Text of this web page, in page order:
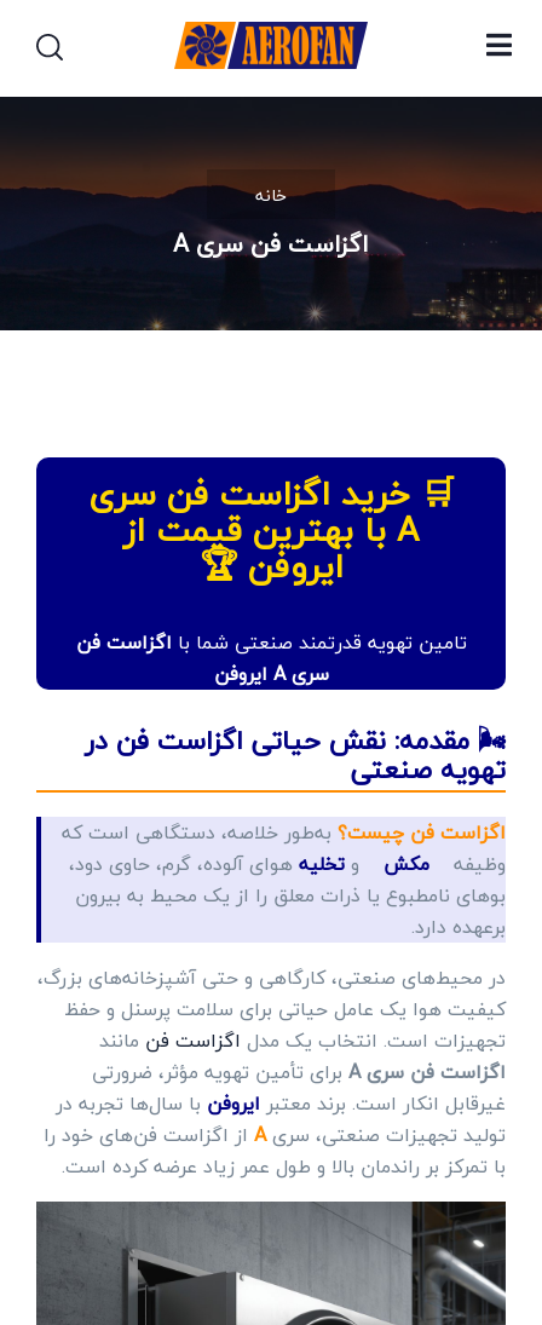
خانه
اگزاست فن سری A
🛒 خرید اگزاست فن سری
A با بهترین قیمت از
ایروفن 🏆
تامین تهویه قدرتمند صنعتی شما با اگزاست فن
سری A ایروفن
🌬️ مقدمه: نقش حیاتی اگزاست فن در
تهویه صنعتی
اگزاست فن چیست؟ به‌طور خلاصه، دستگاهی است که
وظیفه
مکش وتخلیه هوای آلوده، گرم، حاوی دود،
بوهای نامطبوع یا ذرات معلق را از یک محیط به بیرون
برعهده دارد.
در محیط‌های صنعتی، کارگاهی و حتی آشپزخانه‌های بزرگ،
کیفیت هوا یک عامل حیاتی برای سلامت پرسنل و حفظ
تجهیزات است. انتخاب یک مدل اگزاست فن مانند
اگزاست فن سری A برای تأمین تهویه مؤثر، ضرورتی
غیرقابل انکار است. برند معتبر ایروفن با سال‌ها تجربه در
تولید تجهیزات صنعتی، سریA از اگزاست فن‌های خود را
با تمرکز بر راندمان بالا و طول عمر زیاد عرضه کرده است.